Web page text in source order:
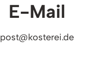
E-Mail
post@kosterei.de